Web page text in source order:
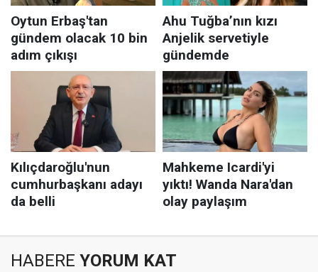
HABERE YORUM KAT